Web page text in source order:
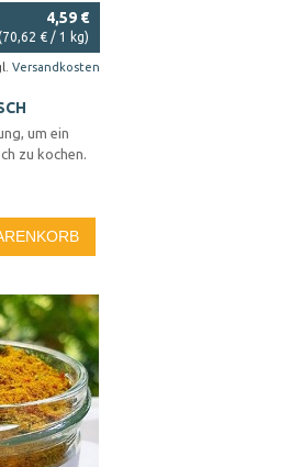
4,59 €
Versandkosten
70,62 € / 1 kg)
um ein
zu kochen.